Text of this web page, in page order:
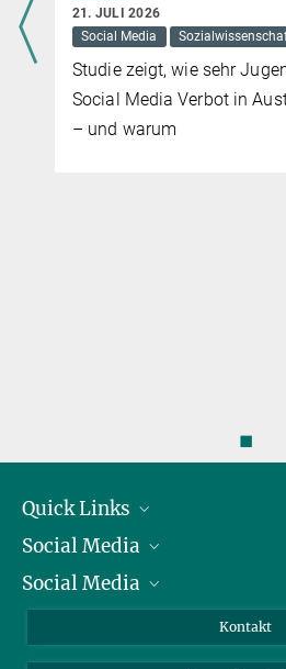
21. JULI 2026
Social Media
Studie zeigt, wie sehr
Social Media Verbot in
– und warum
◼
Quick Links
Präsident
Zahlen und Fakten
Social Media
Bluesky
Social Media
Kontakt